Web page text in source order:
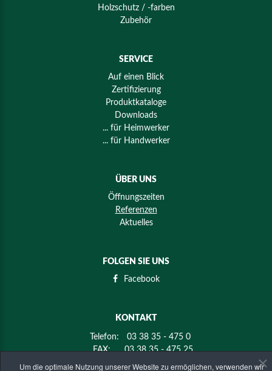
Um die optimale Nutzung unserer Website zu ermöglichen, verwenden wir
Holzschutz / -farben
Zubehör
SERVICE
Auf einen Blick
Zertifizierung
Produktkataloge
Downloads
... für Heimwerker
... für Handwerker
ÜBER UNS
Öffnungszeiten
Referenzen
Aktuelles
FOLGEN SIE UNS
Facebook
KONTAKT
Telefon:
03 38 35 - 475 0
FAX:
03 38 35 - 475 25